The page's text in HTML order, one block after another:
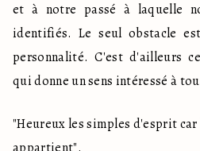
et à notre passé à laquelle
identifiés. Le seul obstacle
personnalité. C'est d'ailleurs
qui donne un sens intéressé à
"Heureux les simples d'esprit